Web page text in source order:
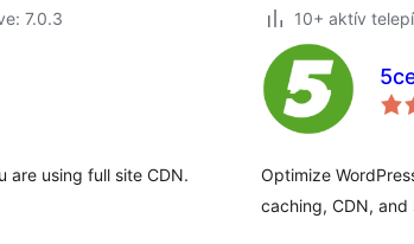
7.0.3
10+ aktív
are using full site CDN.
Optimize
caching, CDN,